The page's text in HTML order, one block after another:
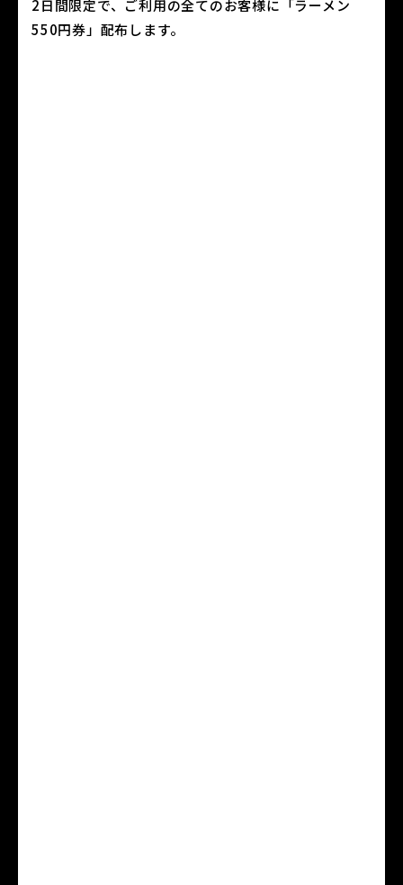
2日間限定で、ご利用の全てのお客様に「ラーメン
550円券」配布します。